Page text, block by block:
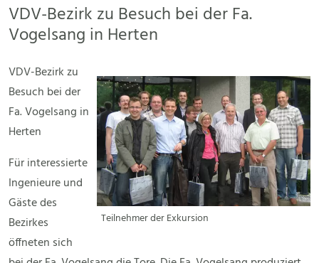
VDV-Bezirk zu Besuch bei der Fa.
Vogelsang in Herten
Teilnehmer der Exkursion
VDV-Bezirk zu
Besuch bei der
Fa. Vogelsang in
Herten
Für interessierte
Ingenieure und
Gäste des
Bezirkes
öffneten sich